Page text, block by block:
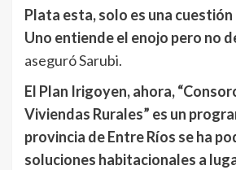
Plata esta, solo es una
Uno entiende el enojo pero no
aseguró Sarubi.
El Plan Irigoyen, ahora,
Viviendas Rurales” es un
provincia de Entre Ríos se ha
soluciones habitacionales a